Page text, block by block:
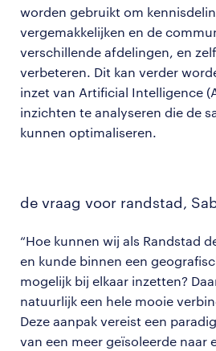
worden gebruikt om
vergemakkelijken en de
verschillende afdelingen, en
verbeteren. Dit kan verder
inzet van Artificial Intelligence
inzichten te analyseren die de
kunnen optimaliseren.
de vraag voor randstad,
“Hoe kunnen wij als Randstad
en kunde binnen een
mogelijk bij elkaar inzetten?
natuurlijk een hele mooie
Deze aanpak vereist een
van een meer geïsoleerde naar